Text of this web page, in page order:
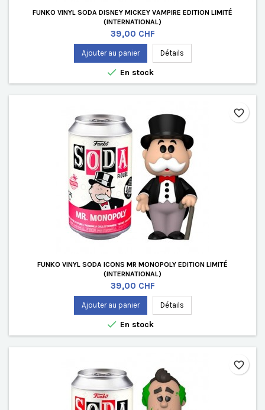
FUNKO VINYL SODA DISNEY MICKEY VAMPIRE EDITION LIMITÉ
(INTERNATIONAL)
Prix
39,00 CHF
Ajouter au panier Détails
 En stock
FUNKO VINYL SODA ICONS MR MONOPOLY EDITION LIMITÉ
(INTERNATIONAL)
Prix
39,00 CHF
Ajouter au panier Détails
 En stock
favorite_border
favorite_border